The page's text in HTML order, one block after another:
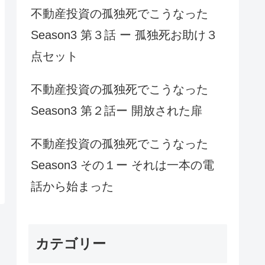
不動産投資の孤独死でこうなった
Season3 第３話 ー 孤独死お助け３
点セット
不動産投資の孤独死でこうなった
Season3 第２話ー 開放された扉
不動産投資の孤独死でこうなった
Season3 その１ー それは一本の電
話から始まった
カテゴリー